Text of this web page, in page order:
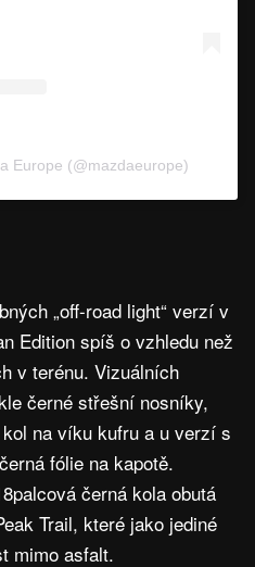
Europe (@mazdaeurope)
„off-road light“ verzí v
Edition spíš o vzhledu než
v terénu. Vizuálních
černé střešní nosníky,
na víku kufru a u verzí s
fólie na kapotě.
černá kola obutá
Trail, které jako jediné
mimo asfalt.